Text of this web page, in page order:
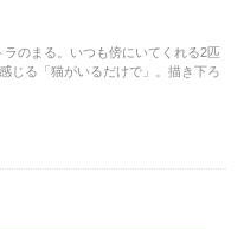
のまる。いつも傍にいてくれる2匹
じる「猫がいるだけで」。描き下ろ